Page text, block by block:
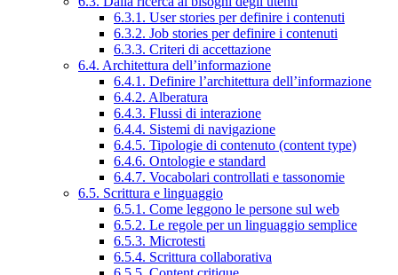
6.3.1. User stories per definire i contenuti
6.3.2. Job stories per definire i contenuti
6.3.3. Criteri di accettazione
6.4. Architettura dell’informazione
6.4.1. Definire l’architettura dell’informazione
6.4.2. Alberatura
6.4.3. Flussi di interazione
6.4.4. Sistemi di navigazione
6.4.5. Tipologie di contenuto (content type)
6.4.6. Ontologie e standard
6.4.7. Vocabolari controllati e tassonomie
6.5. Scrittura e linguaggio
6.5.1. Come leggono le persone sul web
6.5.2. Le regole per un linguaggio semplice
6.5.3. Microtesti
6.5.4. Scrittura collaborativa